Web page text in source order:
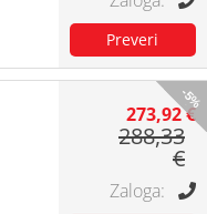
-5%
273,92 €
288,33
€